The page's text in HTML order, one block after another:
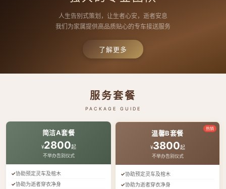
人生告别式策划，让生者心安，逝者安息
我们为家属提供高品质贴心的专车接送服务
了解更多
服务套餐
PACKAGE GUIDE
简洁A套餐
¥2800起
不举办告别仪式
协助预定灵车及棺木
协助为逝者穿衣净身
热销
温馨B套餐
¥3800起
不举办告别仪式
协助预定灵车及棺木
协助为逝者穿衣净身